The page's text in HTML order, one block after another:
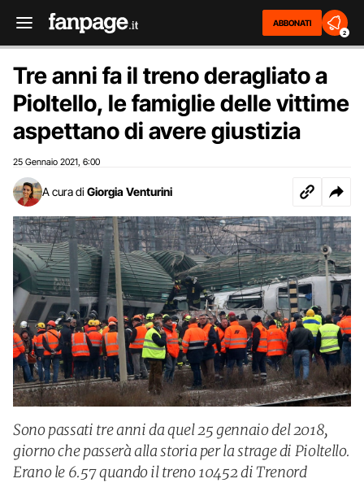
ABBONATI
2
Tre anni fa il treno deragliato a
Pioltello, le famiglie delle vittime
aspettano di avere giustizia
25 Gennaio 2021 6:00
A cura di Giorgia Venturini
Sono passati tre anni da quel 25 gennaio del 2018,
giorno che passerà alla storia per la strage di Pioltello.
Erano le 6.57 quando il treno 10452 di Trenord